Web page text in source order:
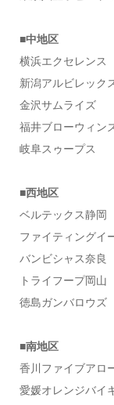
■中地区
横浜エクセレンス
新潟アルビレック
金沢サムライズ
福井ブローウィン
岐阜スゥープス
■西地区
ベルテックス静岡
ファイティングイ
バンビシャス奈良
トライフープ岡山
徳島ガンバロウズ
■南地区
香川ファイブアロ
愛媛オレンジバイ